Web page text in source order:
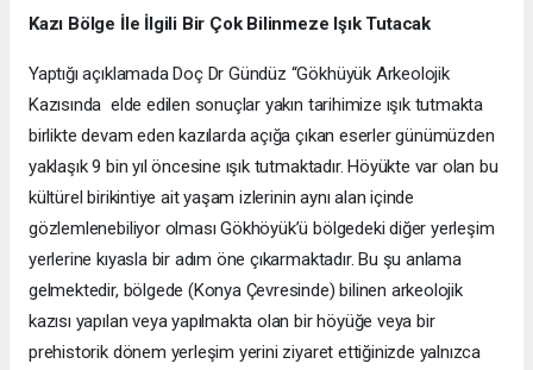
Kazı Bölge İle İlgili Bir Çok Bilinmeze Işık Tutacak
Yaptığı açıklamada Doç Dr Gündüz “Gökhüyük Arkeolojik
Kazısında elde edilen sonuçlar yakın tarihimize ışık tutmakta
birlikte devam eden kazılarda açığa çıkan eserler günümüzden
yaklaşık 9 bin yıl öncesine ışık tutmaktadır. Höyükte var olan bu
kültürel birikintiye ait yaşam izlerinin aynı alan içinde
gözlemlenebiliyor olması Gökhöyük’ü bölgedeki diğer yerleşim
yerlerine kıyasla bir adım öne çıkarmaktadır. Bu şu anlama
gelmektedir, bölgede (Konya Çevresinde) bilinen arkeolojik
kazısı yapılan veya yapılmakta olan bir höyüğe veya bir
prehistorik dönem yerleşim yerini ziyaret ettiğinizde yalnızca